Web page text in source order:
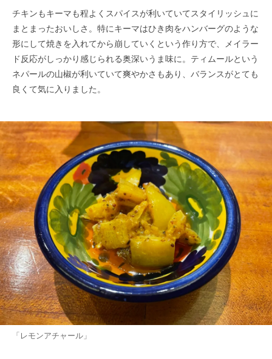
チキンもキーマも程よくスパイスが利いていてスタイリッシュに
まとまったおいしさ。特にキーマはひき肉をハンバーグのような
形にして焼きを入れてから崩していくという作り方で、メイラー
ド反応がしっかり感じられる奥深いうま味に。ティムールという
ネパールの山椒が利いていて爽やかさもあり、バランスがとても
良くて気に入りました。
「レモンアチャール」